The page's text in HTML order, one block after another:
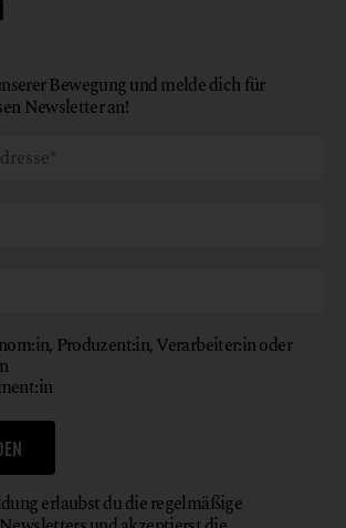
Bewegung und melde dich für
Newsletter an!
Produzent:in, Verarbeiter:in oder
erlaubst du die regelmäßige